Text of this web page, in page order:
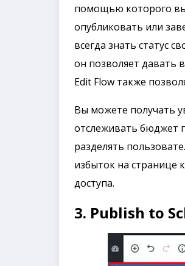
помощью которого
опубликовать или
всегда знать статус
он позволяет давать
Edit Flow также
Вы можете получать
отслеживать бюджет
разделять
избыток на странице
доступа.
3. Publish to